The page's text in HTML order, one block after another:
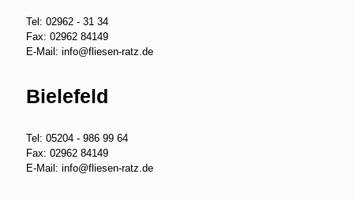
Tel: 02962 - 31 34
Fax: 02962 84149
E-Mail: info@fliesen-ratz.de
Bielefeld
Tel: 05204 - 986 99 64
Fax: 02962 84149
E-Mail: info@fliesen-ratz.de